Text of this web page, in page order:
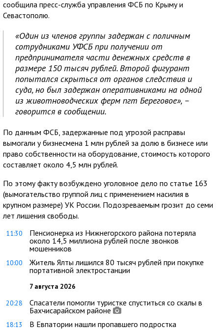
сообщила пресс-служба управления ФСБ по Крыму и
Севастополю.
«Один из членов группы задержан с поличным
сотрудниками УФСБ при получении от
предпринимателя части денежных средств в
размере 150 тысяч рублей. Второй фигурант
попытался скрыться от органов следствия и
суда, но был задержан оперативниками на одной
из животноводческих ферм пгт Береговое», –
говорится в сообщении.
По данным ФСБ, задержанные под угрозой расправы
вымогали у бизнесмена 1 млн рублей за долю в бизнесе или
право собственности на оборудование, стоимость которого
составляет около 4,5 млн рублей.
По этому факту возбуждено уголовное дело по статье 163
(вымогательство группой лиц с применением насилия в
крупном размере) УК России. Подозреваемым грозит до семи
лет лишения свободы.
11:30
Пенсионерка из Нижнегорского района потеряла
около 14,5 миллиона рублей после звонков
мошенников
10:00
Житель Ялты лишился 80 тысяч рублей при покупке
портативной электростанции
7 августа 2026
20:28
Спасатели помогли туристке спуститься со скалы в
Бахчисарайском районе
18:13 В Евпатории нашли пропавшего подростка